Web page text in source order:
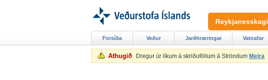
Athugið Dregur úr líkum á skriðuföllum á Ströndum Meira
Forsíða Veður Jarðhræringar Vatnafar
Reykjanesskagi